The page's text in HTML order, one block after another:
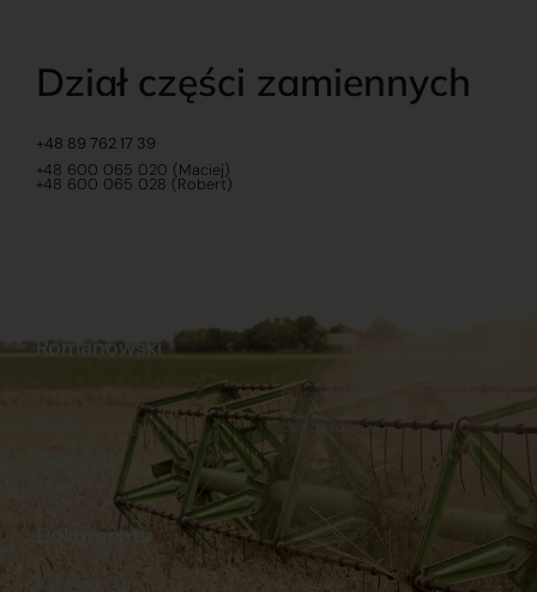
Dział części zamiennych
+48 89 762 17 39
+48 600 065 020 (Maciej)
+48 600 065 028 (Robert)
Dokumenty
Regulamin Dostawy
Romanowski
Sklep internetowy
Praca
Ubezpieczenia